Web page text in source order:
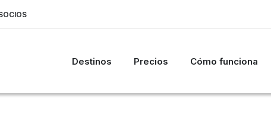
Destinos Precios Cómo funciona